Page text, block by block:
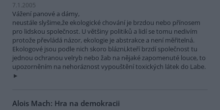
7.1.2005
Vážení panové a dámy,
neustále slyšime,že ekologické chování je brzdou nebo přínosem
pro lidskou společnost. U většiny politiků a lidí se tomu nedivím
protože převládá názor, ekologie je abstrakce a není měřitelná.
Ekologové jsou podle nich skoro blázni,kteří brzdí společnost tu
jednou ochranou velryb nebo žab na nějaké zapomenuté louce, to
upozorněním na nehoráznost vypouštění toxických látek do Labe.
Alois Mach: Hra na demokracii